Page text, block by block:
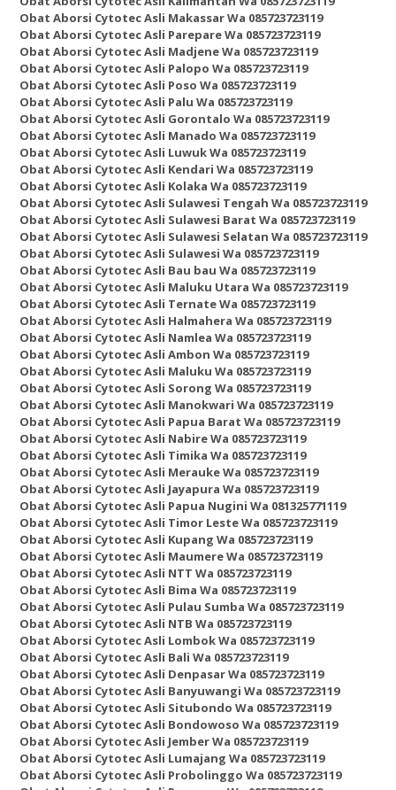
Obat Aborsi Cytotec Asli Makassar Wa 085723723119
Obat Aborsi Cytotec Asli Parepare Wa 085723723119
Obat Aborsi Cytotec Asli Madjene Wa 085723723119
Obat Aborsi Cytotec Asli Palopo Wa 085723723119
Obat Aborsi Cytotec Asli Poso Wa 085723723119
Obat Aborsi Cytotec Asli Palu Wa 085723723119
Obat Aborsi Cytotec Asli Gorontalo Wa 085723723119
Obat Aborsi Cytotec Asli Manado Wa 085723723119
Obat Aborsi Cytotec Asli Luwuk Wa 085723723119
Obat Aborsi Cytotec Asli Kendari Wa 085723723119
Obat Aborsi Cytotec Asli Kolaka Wa 085723723119
Obat Aborsi Cytotec Asli Sulawesi Tengah Wa 085723723119
Obat Aborsi Cytotec Asli Sulawesi Barat Wa 085723723119
Obat Aborsi Cytotec Asli Sulawesi Selatan Wa 085723723119
Obat Aborsi Cytotec Asli Sulawesi Wa 085723723119
Obat Aborsi Cytotec Asli Bau bau Wa 085723723119
Obat Aborsi Cytotec Asli Maluku Utara Wa 085723723119
Obat Aborsi Cytotec Asli Ternate Wa 085723723119
Obat Aborsi Cytotec Asli Halmahera Wa 085723723119
Obat Aborsi Cytotec Asli Namlea Wa 085723723119
Obat Aborsi Cytotec Asli Ambon Wa 085723723119
Obat Aborsi Cytotec Asli Maluku Wa 085723723119
Obat Aborsi Cytotec Asli Sorong Wa 085723723119
Obat Aborsi Cytotec Asli Manokwari Wa 085723723119
Obat Aborsi Cytotec Asli Papua Barat Wa 085723723119
Obat Aborsi Cytotec Asli Nabire Wa 085723723119
Obat Aborsi Cytotec Asli Timika Wa 085723723119
Obat Aborsi Cytotec Asli Merauke Wa 085723723119
Obat Aborsi Cytotec Asli Jayapura Wa 085723723119
Obat Aborsi Cytotec Asli Papua Nugini Wa 081325771119
Obat Aborsi Cytotec Asli Timor Leste Wa 085723723119
Obat Aborsi Cytotec Asli Kupang Wa 085723723119
Obat Aborsi Cytotec Asli Maumere Wa 085723723119
Obat Aborsi Cytotec Asli NTT Wa 085723723119
Obat Aborsi Cytotec Asli Bima Wa 085723723119
Obat Aborsi Cytotec Asli Pulau Sumba Wa 085723723119
Obat Aborsi Cytotec Asli NTB Wa 085723723119
Obat Aborsi Cytotec Asli Lombok Wa 085723723119
Obat Aborsi Cytotec Asli Bali Wa 085723723119
Obat Aborsi Cytotec Asli Denpasar Wa 085723723119
Obat Aborsi Cytotec Asli Banyuwangi Wa 085723723119
Obat Aborsi Cytotec Asli Situbondo Wa 085723723119
Obat Aborsi Cytotec Asli Bondowoso Wa 085723723119
Obat Aborsi Cytotec Asli Jember Wa 085723723119
Obat Aborsi Cytotec Asli Lumajang Wa 085723723119
Obat Aborsi Cytotec Asli Probolinggo Wa 085723723119